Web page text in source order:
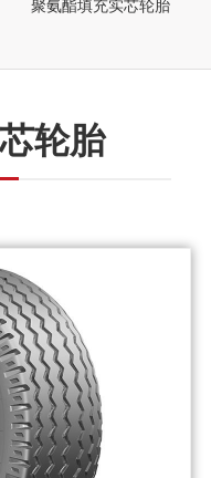
聚氨酯填充实芯轮胎
轮胎